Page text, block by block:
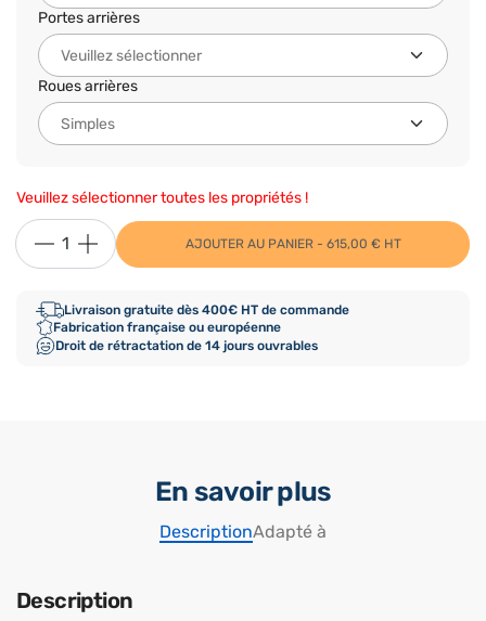
Portes arrières
Roues arrières
Veuillez sélectionner toutes les propriétés !
AJOUTER AU PANIER - 615,00 € HT
Livraison gratuite dès 400€ HT de commande
Fabrication française ou européenne
Droit de rétractation de 14 jours ouvrables
En savoir plus
DescriptionAdapté à
Description